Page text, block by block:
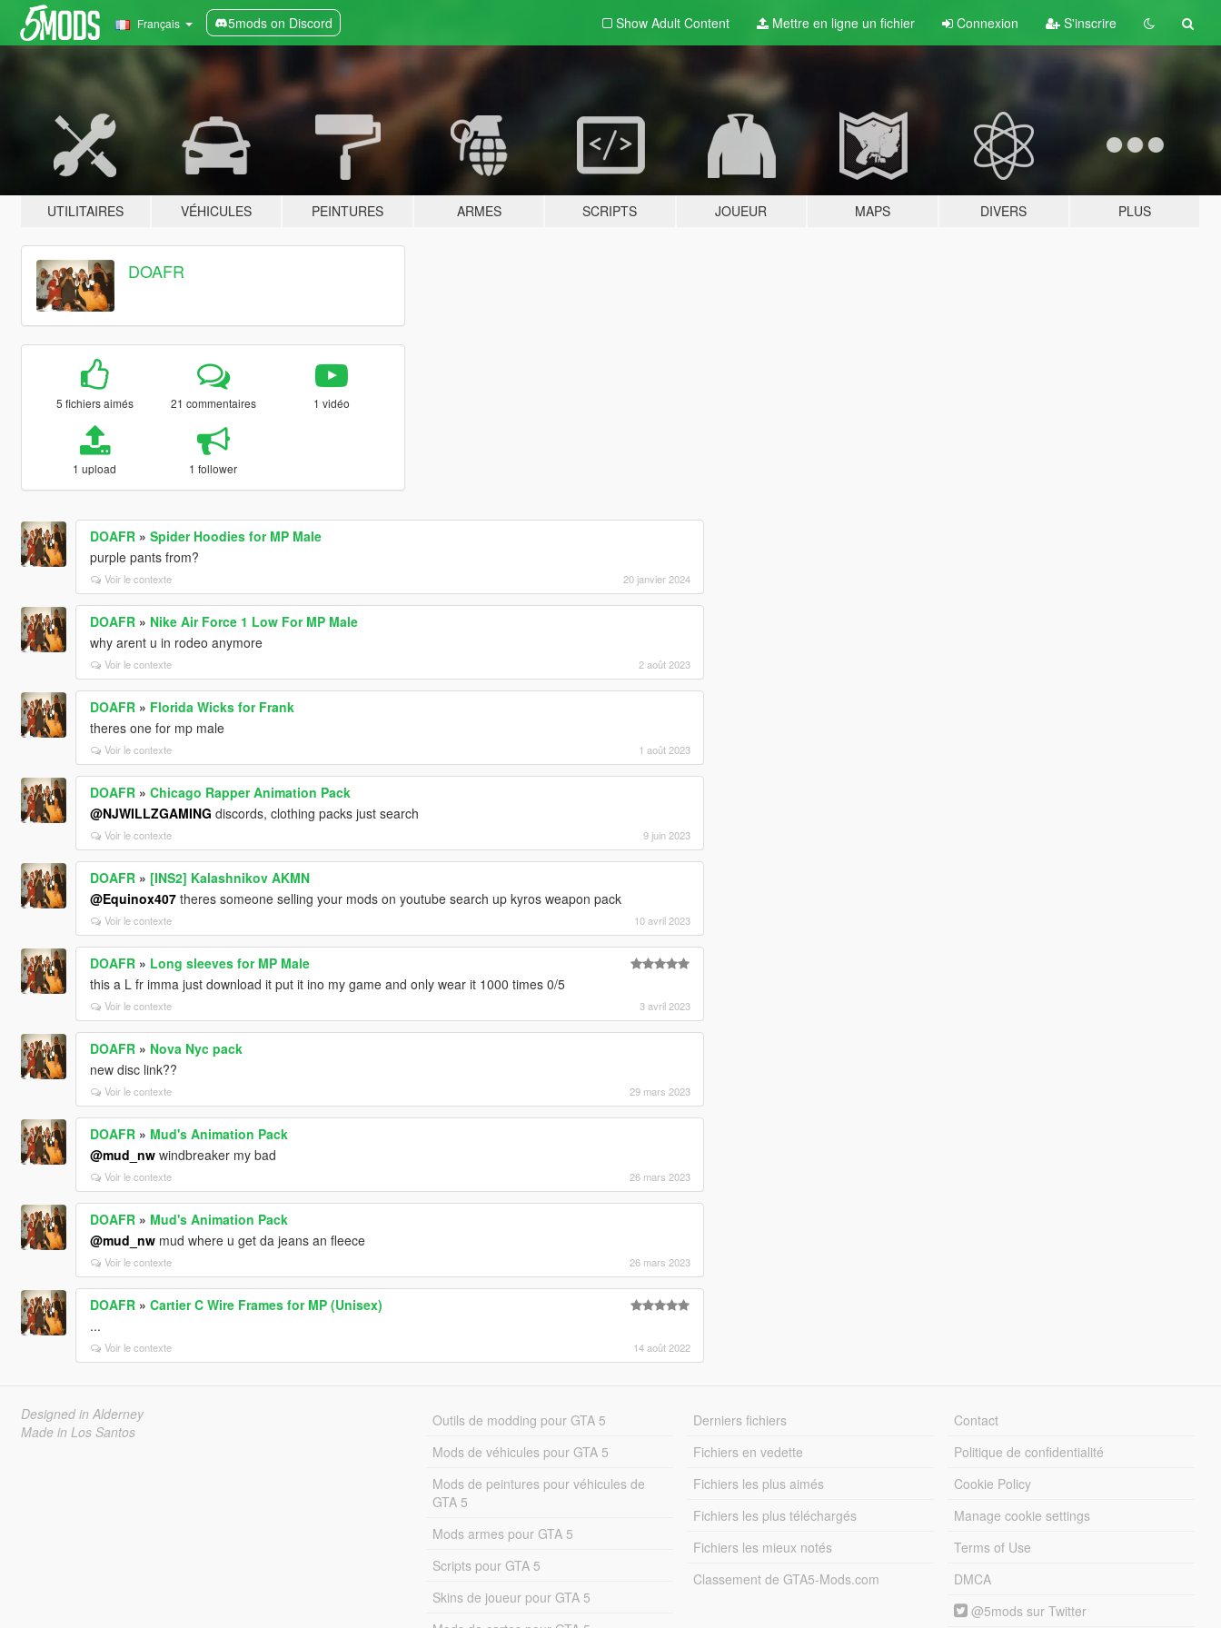
Français 5mods on Discord Show Adult Content Mettre en ligne un fichier Connexion S'inscrire
UTILITAIRES VÉHICULES PEINTURES ARMES SCRIPTS JOUEUR MAPS DIVERS PLUS
DOAFR
5 fichiers aimés 21 commentaires 1 vidéo
1 upload 1 follower
DOAFR» Spider Hoodies for MP Male
purple pants from?
Voir le contexte 20 janvier 2024
DOAFR» Nike Air Force 1 Low For MP Male
why arent u in rodeo anymore
Voir le contexte 2 août 2023
DOAFR» Florida Wicks for Frank
theres one for mp male
Voir le contexte 1 août 2023
DOAFR» Chicago Rapper Animation Pack
@NJWILLZGAMING discords, clothing packs just search
Voir le contexte 9 juin 2023
DOAFR» [INS2] Kalashnikov AKMN
@Equinox407theres someone selling your mods on youtube search up kyros weapon pack
Voir le contexte 10 avril 2023
DOAFR» Long sleeves for MP Male
this a L fr imma just download it put it ino my game and only wear it 1000 times 0/5
Voir le contexte 3 avril 2023
DOAFR» Nova Nyc pack
new disc link??
Voir le contexte 29 mars 2023
DOAFR» Mud's Animation Pack
@mud_nwwindbreaker my bad
Voir le contexte 26 mars 2023
DOAFR» Mud's Animation Pack
@mud_nwmud where u get da jeans an fleece
Voir le contexte 26 mars 2023
DOAFR» Cartier C Wire Frames for MP (Unisex)
...
Voir le contexte 14 août 2022
Designed in Alderney
Made in Los Santos
Outils de modding pour GTA 5
Mods de véhicules pour GTA 5
Mods de peintures pour véhicules de
GTA 5
Mods armes pour GTA 5
Scripts pour GTA 5
Skins de joueur pour GTA 5
Derniers fichiers
Fichiers en vedette
Fichiers les plus aimés
Fichiers les plus téléchargés
Fichiers les mieux notés
Classement de GTA5-Mods.com
Contact
Politique de confidentialité
Cookie Policy
Manage cookie settings
Terms of Use
DMCA
@5mods sur Twitter